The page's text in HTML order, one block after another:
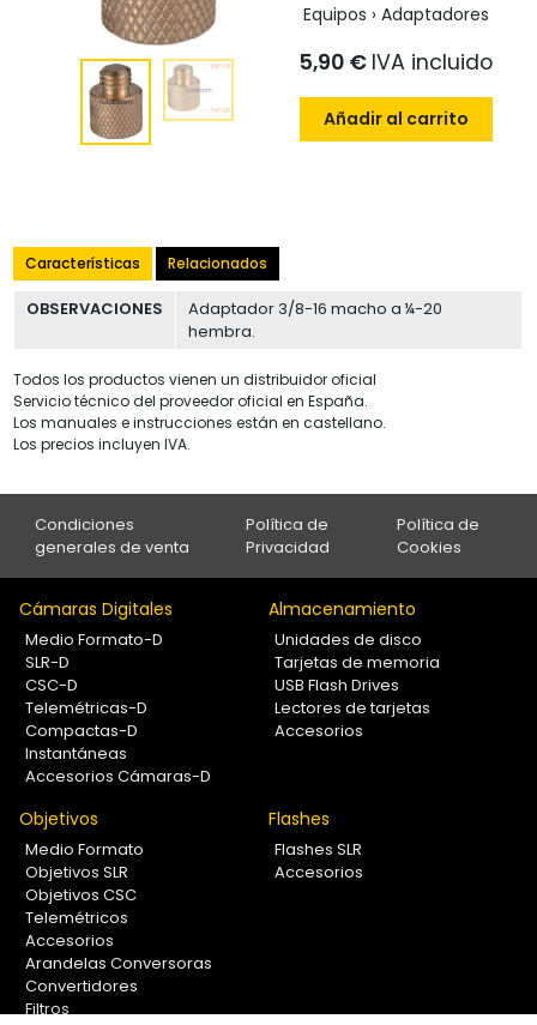
Equipos › Adaptadores
5,90 € IVA incluido
Añadir al carrito
Características Relacionados
OBSERVACIONES
Adaptador 3/8-16 macho a ¼-20
hembra.
Todos los productos vienen un distribuidor oficial
Servicio técnico del proveedor oficial en España.
Los manuales e instrucciones están en castellano.
Los precios incluyen IVA.
Condiciones
generales de venta
Política de
Privacidad
Política de
Cookies
Cámaras Digitales
Medio Formato-D
SLR-D
CSC-D
Telemétricas-D
Compactas-D
Instantáneas
Accesorios Cámaras-D
Almacenamiento
Unidades de disco
Tarjetas de memoria
USB Flash Drives
Lectores de tarjetas
Accesorios
Objetivos
Medio Formato
Objetivos SLR
Objetivos CSC
Telemétricos
Accesorios
Arandelas Conversoras
Convertidores
Filtros
Flashes
Flashes SLR
Accesorios